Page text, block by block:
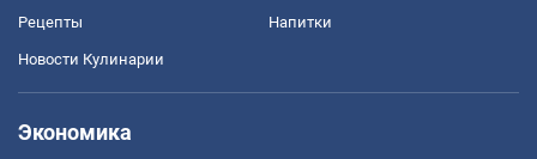
Рецепты Напитки
Новости Кулинарии
Экономика